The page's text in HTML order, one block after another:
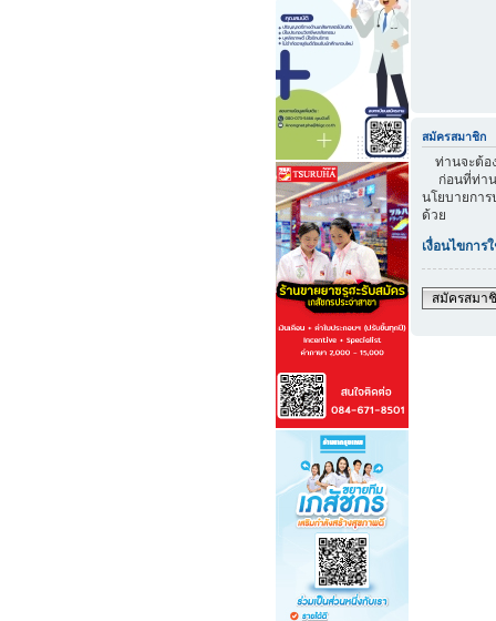
สมัครสมาชิก
ท่านจะต้อ
ก่อนที่ท่าน
นโยบายกา
ด้วย
เงื่อนไขการ
สมัครสมา